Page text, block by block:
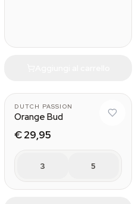
DUTCH PASSION
Orange Bud
€ 29,95
3 5